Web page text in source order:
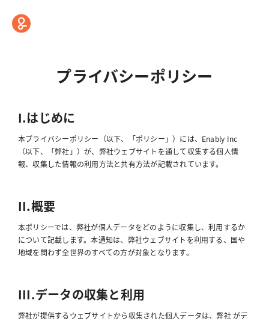
プライバシーポリシー
I.はじめに
本プライバシーポリシー（以下、「ポリシー」）には、Enably Inc
（以下、「弊社」）が、弊社ウェブサイトを通して収集する個人情
報、収集した情報の利用方法と共有方法が記載されています。
II.概要
本ポリシーでは、弊社が個人データをどのように収集し、利用するか
について記載します。本通知は、弊社ウェブサイトを利用する、国や
地域を問わず全世界のすべての方が対象となります。
III.データの収集と利用
弊社が提供するウェブサイトから収集された個人データは、弊社 がデ